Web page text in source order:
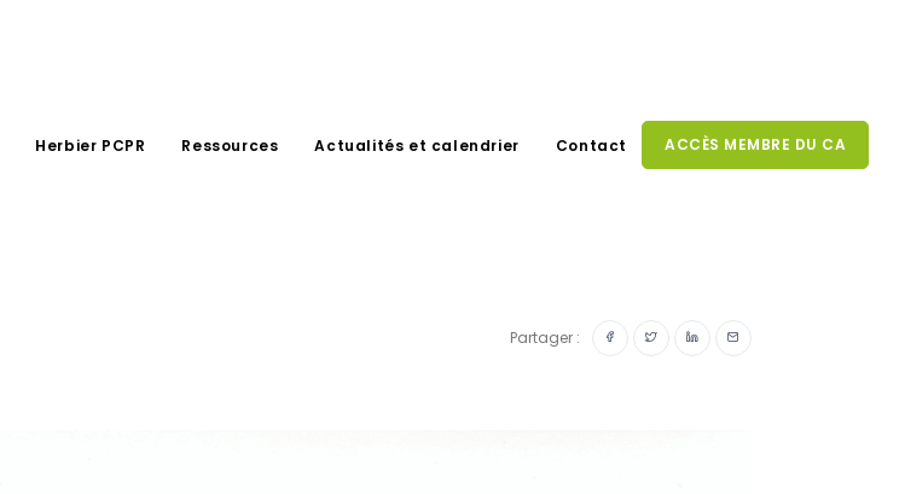
Herbier PCPR Ressources Actualités et calendrier Contact ACCÈS MEMBRE DU CA
Partager :